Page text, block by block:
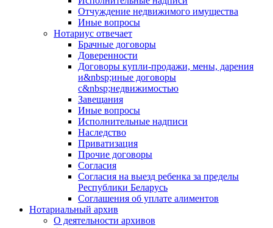
Отчуждение недвижимого имущества
Иные вопросы
Нотариус отвечает
Брачные договоры
Доверенности
Договоры купли-продажи, мены, дарения
и&nbsp;иные договоры
с&nbsp;недвижимостью
Завещания
Иные вопросы
Исполнительные надписи
Наследство
Приватизация
Прочие договоры
Согласия
Согласия на выезд ребенка за пределы
Республики Беларусь
Соглашения об уплате алиментов
Нотариальный архив
О деятельности архивов